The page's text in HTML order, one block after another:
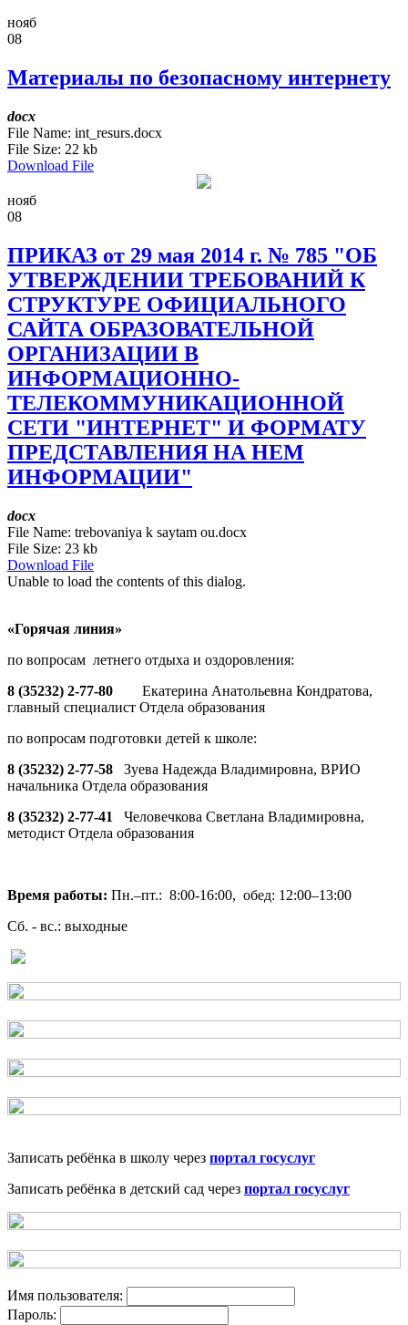
нояб
08
Материалы по безопасному интернету
docx
File Name: int_resurs.docx
File Size: 22 kb
Download File
нояб
08
ПРИКАЗ от 29 мая 2014 г. № 785 "ОБ
УТВЕРЖДЕНИИ ТРЕБОВАНИЙ К
СТРУКТУРЕ ОФИЦИАЛЬНОГО
САЙТА ОБРАЗОВАТЕЛЬНОЙ
ОРГАНИЗАЦИИ В
ИНФОРМАЦИОННО-
ТЕЛЕКОММУНИКАЦИОННОЙ
СЕТИ "ИНТЕРНЕТ" И ФОРМАТУ
ПРЕДСТАВЛЕНИЯ НА НЕМ
ИНФОРМАЦИИ"
docx
File Name: trebovaniya k saytam ou.docx
File Size: 23 kb
Download File
Unable to load the contents of this dialog.
«Горячая линия»
по вопросам летнего отдыха и оздоровления:
8 (35232) 2-77-80 Екатерина Анатольевна Кондратова,
главный специалист Отдела образования
по вопросам подготовки детей к школе:
8 (35232) 2-77-58 Зуева Надежда Владимировна, ВРИО
начальника Отдела образования
8 (35232) 2-77-41 Человечкова Светлана Владимировна,
методист Отдела образования
Время работы: Пн.–пт.: 8:00-16:00, обед: 12:00–13:00
Сб. - вс.: выходные
Записать ребёнка в школу через портал госуслуг
Записать ребёнка в детский сад через портал госуслуг
Имя пользователя:
Пароль: